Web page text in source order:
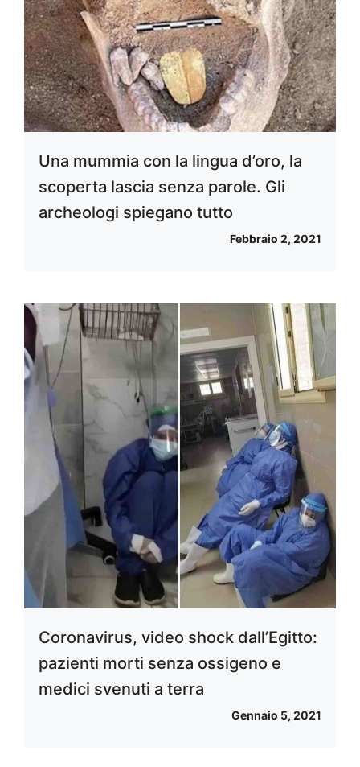
Una mummia con la lingua d’oro, la
scoperta lascia senza parole. Gli
archeologi spiegano tutto
Febbraio 2, 2021
Coronavirus, video shock dall’Egitto:
pazienti morti senza ossigeno e
medici svenuti a terra
Gennaio 5, 2021